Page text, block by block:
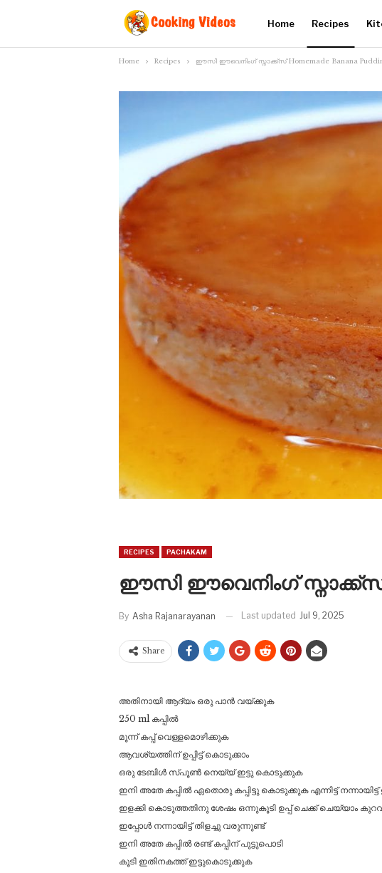
Home Recipes
Home Recipes ഈസി ഈവെനിംഗ് സ്നാക്ക്സ് Homemade Banana
RECIPES PACHAKAM
ഈസി ഈവെനിംഗ് സ്നാക്ക്സ്
By Asha Rajanarayanan Last updated Jul 9, 2025
Share
അതിനായി ആദ്യം ഒരു പാൻ വയ്ക്കുക
250 ml കപ്പിൽ
മൂന്ന് കപ്പ് വെള്ളമൊഴിക്കുക
ആവശ്യത്തിന് ഉപ്പിട്ട് കൊടുക്കാം
ഒരു ടേബിൾ സ്പൂൺ നെയ്യ് ഇട്ടു കൊടുക്കുക
ഇനി അതേ കപ്പിൽ ഏതൊരു കപ്പിട്ടു കൊടുക്കുക എന്നിട്ട്
ഇളക്കി കൊടുത്തതിനു ശേഷം ഒന്നുകൂടി ഉപ്പ് ചെക്ക് ചെയ്യാം
ഇപ്പോൾ നന്നായിട്ട് തിളച്ചു വരുന്നുണ്ട്
ഇനി അതേ കപ്പിൽ രണ്ട് കപ്പിന് പുട്ടുപൊടി
കൂടി ഇതിനകത്ത് ഇട്ടുകൊടുക്കുക